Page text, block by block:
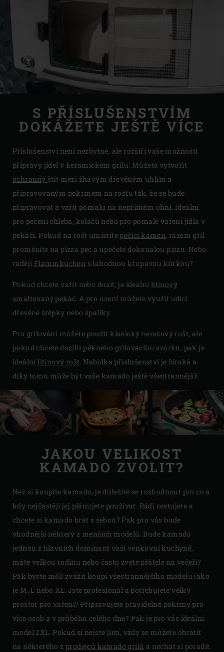
S PŘÍSLUŠENSTVÍM
DOKÁŽETE JEŠTĚ VÍCE
Příslušenství není nezbytné, ale rozšíří vaše možnosti
přípravy jídel v keramickém grilu. Můžete vytvořit
ochranný štít mezi žhavým dřevěným uhlím a
připravovaným pokrmem na roštu tak, že se bude
připravovat a vařit pomalu na nepřímém ohni. Ideální
pro pečení chleba, koláčů nebo pro pomalé vaření jídla v
pekáči. Pokud na rošt umístíte pečící kámen, rázem gril
proměníte na pizza pec a upečete dokonalou pizzu. Nebo
raději Flammkuchen s lahodnou křupavou kůrkou?
Pokud chcete vařit nebo dusit, je ideální litinový
smaltovaný pekáč. A pro uzení můžete využít udící
dřevěné štěpky nebo špalíky.
Pro grilování můžete použít klasický nerezový rošt, ale
pokud chcete docílit pěkného grilovacího vzorku, pak je
ideálnílitinový rošt. Nabídka příslušenství je široká a
díky tomu může být vaše kamado ještě všestrannější!
JAKOU VELIKOST
KAMADO ZVOLIT?
Než si koupíte kamado, je důležité se rozhodnout pro co a
kdy nejčastěji jej plánujete používat. Rádi cestujete a
chcete si kamado brát s sebou? Pak pro vás bude
vhodnější některý z menších modelů. Bude kamado
jednou z hlavních dominant vaší venkovní kuchyně,
máte velkou rodinu nebo často zvete přátele na večeři?
Pak byste měli zvážit koupi všestrannějšího modelu jako
je M, L nebo XL. Jste profesionál a potřebujete velký
prostor pro vaření? Připravujete pravidelně pokrmy pro
více osob a v průběhu celého dne? Pak je pro vás ideální
model 2XL. Pokud si nejste jistí, vždy se můžete obrátit
na některého z prodejců kamado grilů a nechat si poradit.